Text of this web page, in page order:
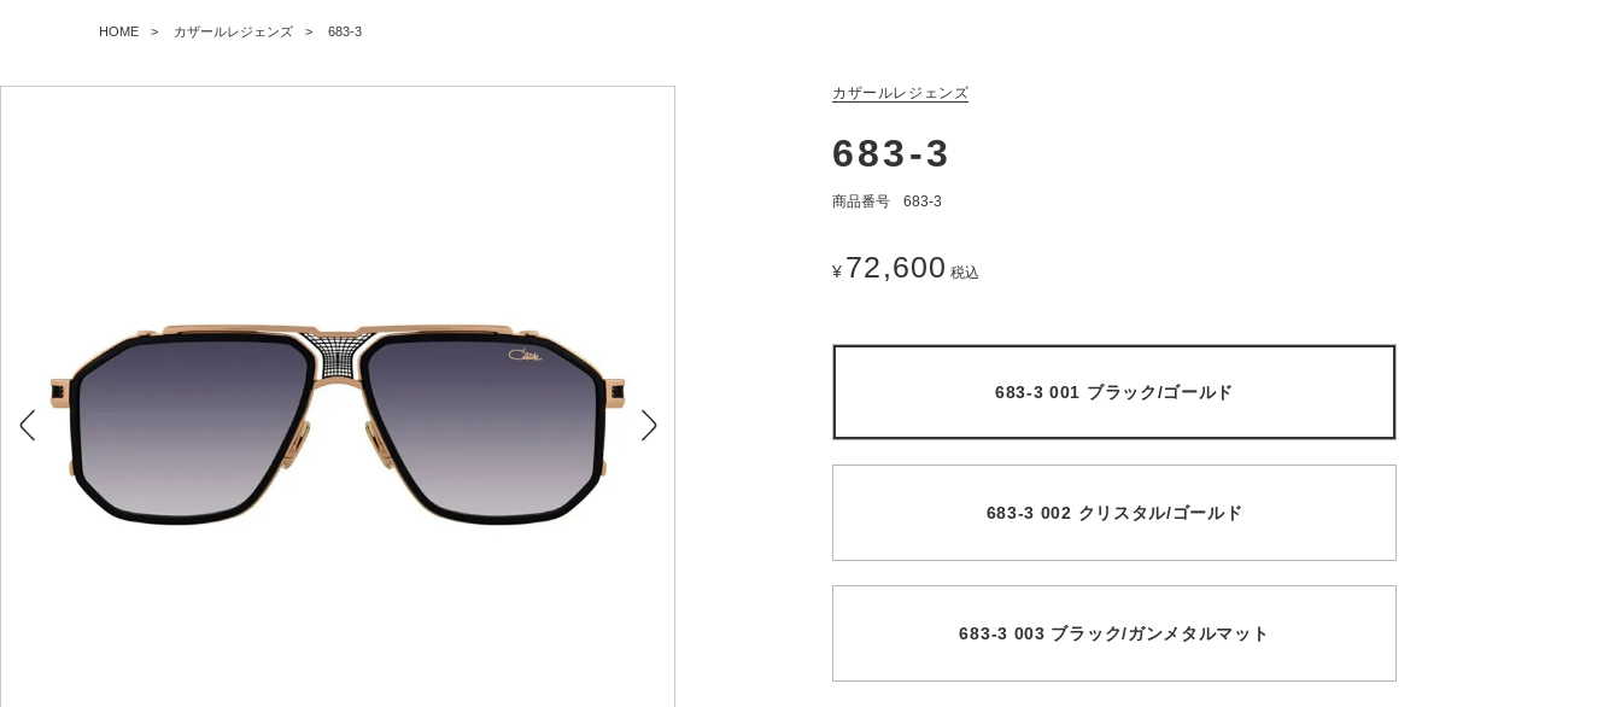
HOME カザールレジェンズ 683-3
カザールレジェンズ
683-3
商品番号 683-3
¥ 72,600 税込
683-3 001 ブラック/ゴールド
683-3 002 クリスタル/ゴールド
683-3 003 ブラック/ガンメタルマット